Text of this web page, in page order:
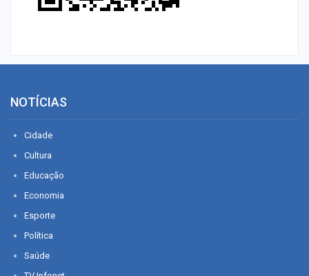
NOTÍCIAS
Cidade
Cultura
Educação
Economia
Esporte
Política
Saúde